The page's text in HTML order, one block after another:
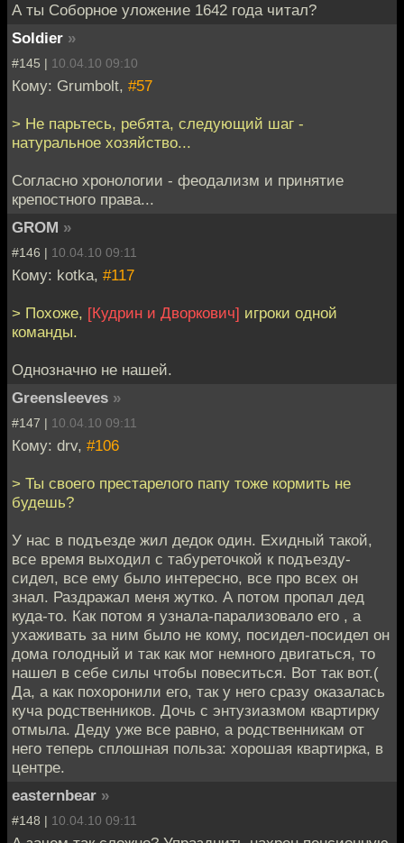
А ты Соборное уложение 1642 года читал?
Soldier »
#145 | 10.04.10 09:10
Кому: Grumbolt, #57
> Не парьтесь, ребята, следующий шаг -
натуральное хозяйство...
Согласно хронологии - феодализм и принятие
крепостного права...
GROM »
#146 | 10.04.10 09:11
Кому: kotka, #117
> Похоже, [Кудрин и Дворкович] игроки одной
команды.
Однозначно не нашей.
Greensleeves »
#147 | 10.04.10 09:11
Кому: drv, #106
> Ты своего престарелого папу тоже кормить не
будешь?
У нас в подъезде жил дедок один. Ехидный такой,
все время выходил с табуреточкой к подъезду-
сидел, все ему было интересно, все про всех он
знал. Раздражал меня жутко. А потом пропал дед
куда-то. Как потом я узнала-парализовало его , а
ухаживать за ним было не кому, посидел-посидел он
дома голодный и так как мог немного двигаться, то
нашел в себе силы чтобы повеситься. Вот так вот.(
Да, а как похоронили его, так у него сразу оказалась
куча родственников. Дочь с энтузиазмом квартирку
отмыла. Деду уже все равно, а родственникам от
него теперь сплошная польза: хорошая квартирка, в
центре.
easternbear »
#148 | 10.04.10 09:11